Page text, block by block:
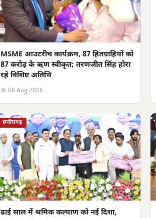
MSME आउटरीच कार्यक्रम, 87 हितग्राहियों को
87 करोड़ के ऋण स्वीकृत; तरणजीत सिंह होरा
रहे विशिष्ट अतिथि
📅 08 Aug 2026
छत्तीसगढ़
ढाई साल में श्रमिक कल्याण को नई दिशा,